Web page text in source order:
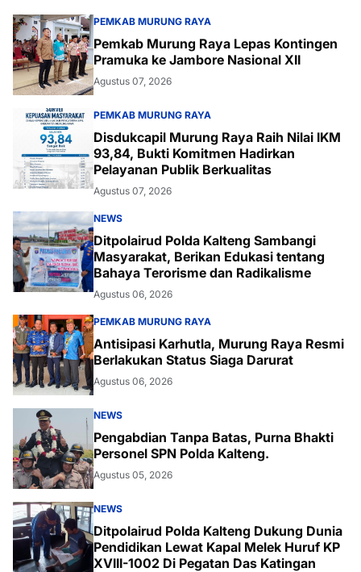
PEMKAB MURUNG RAYA
Pemkab Murung Raya Lepas Kontingen
Pramuka ke Jambore Nasional XII
Agustus 07, 2026
PEMKAB MURUNG RAYA
Disdukcapil Murung Raya Raih Nilai IKM
93,84, Bukti Komitmen Hadirkan
Pelayanan Publik Berkualitas
Agustus 07, 2026
NEWS
Ditpolairud Polda Kalteng Sambangi
Masyarakat, Berikan Edukasi tentang
Bahaya Terorisme dan Radikalisme
Agustus 06, 2026
PEMKAB MURUNG RAYA
Antisipasi Karhutla, Murung Raya Resmi
Berlakukan Status Siaga Darurat
Agustus 06, 2026
NEWS
Pengabdian Tanpa Batas, Purna Bhakti
Personel SPN Polda Kalteng.
Agustus 05, 2026
NEWS
Ditpolairud Polda Kalteng Dukung Dunia
Pendidikan Lewat Kapal Melek Huruf KP
XVIII-1002 Di Pegatan Das Katingan